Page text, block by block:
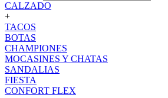
CALZADO
+
TACOS
BOTAS
CHAMPIONES
MOCASINES Y CHATAS
SANDALIAS
FIESTA
CONFORT FLEX